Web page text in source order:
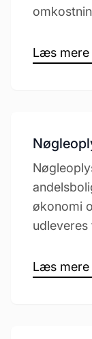
Læs
økonomi
udleveres
Læs mere